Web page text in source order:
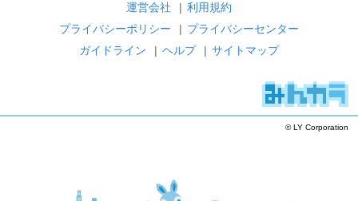
運営会社 | 利用規約
プライバシーポリシー
| プライバシーセンター
ガイドライン
| ヘルプ | サイトマップ
© LY Corporation